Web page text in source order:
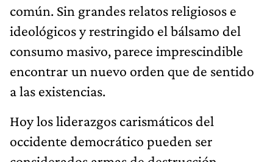
común. Sin grandes relatos religiosos e
ideológicos y restringido el bálsamo del
consumo masivo, parece imprescindible
encontrar un nuevo orden que de sentido
a las existencias.
Hoy los liderazgos carismáticos del
occidente democrático pueden ser